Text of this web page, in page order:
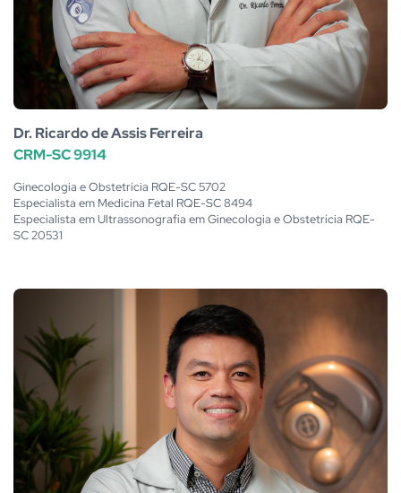
Dr. Ricardo de Assis Ferreira
CRM-SC 9914
Ginecologia e Obstetrícia RQE-SC 5702
Especialista em Medicina Fetal RQE-SC 8494
Especialista em Ultrassonografia em Ginecologia e Obstetrícia RQE-
SC 20531